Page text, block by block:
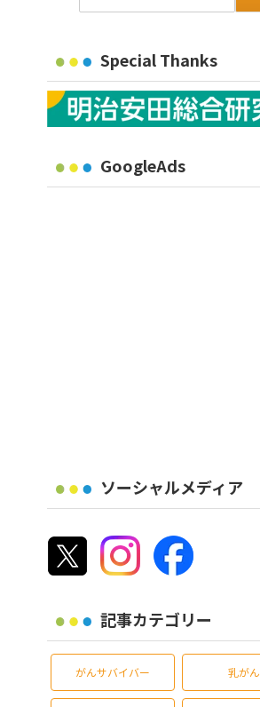
Special Thanks
GoogleAds
ソーシャルメディア
記事カテゴリー
がんサバイバー 乳がん